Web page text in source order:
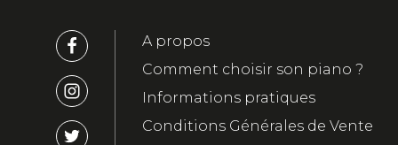
A propos
Comment choisir son piano ?
Informations pratiques
Conditions Générales de Vente